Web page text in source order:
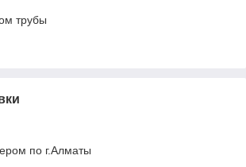
трубы
по г.Алматы